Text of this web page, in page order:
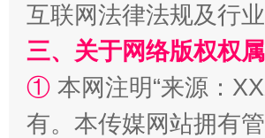
全民健身五年计划来了！等你上场
互联网法律法规及行
三、关于网络版权权属
① 本网注明“来源：
有。本传媒网站拥有